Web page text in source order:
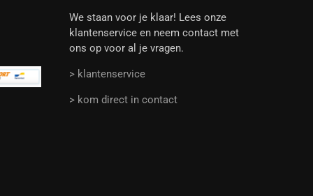
We staan voor je klaar! Lees onze
klantenservice en neem contact met
ons op voor al je vragen.
> klantenservice
> kom direct in contact